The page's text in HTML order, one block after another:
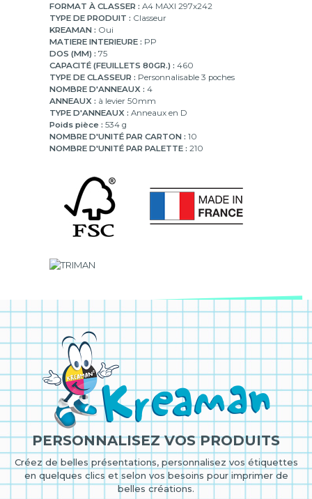
FORMAT À CLASSER : A4 MAXI 297x242
TYPE DE PRODUIT : Classeur
KREAMAN : Oui
MATIERE INTERIEURE : PP
DOS (MM) : 75
CAPACITÉ (FEUILLETS 80GR.) : 460
TYPE DE CLASSEUR : Personnalisable 3 poches
NOMBRE D'ANNEAUX : 4
ANNEAUX : à levier 50mm
TYPE D'ANNEAUX : Anneaux en D
Poids pièce : 534 g
NOMBRE D'UNITÉ PAR CARTON : 10
NOMBRE D'UNITÉ PAR PALETTE : 210
PERSONNALISEZ VOS PRODUITS
Créez de belles présentations, personnalisez vos étiquettes
en quelques clics et selon vos besoins pour imprimer de
belles créations.